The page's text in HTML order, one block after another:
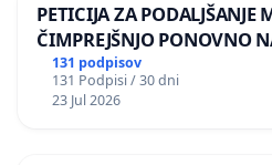
PETICIJA ZA
ČIMPREJŠNJO PONOVNO
BERNARDA ŠRAJNERJA NA
REPUBLIKE SLOVENIJE V
131 podpisov
131 Podpisi / 30 dni
23 Jul 2026